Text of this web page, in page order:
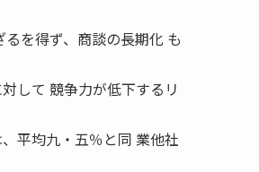
を得ず、商談の長期化 も
して 競争力が低下するリ
平均九・五％と同 業他社